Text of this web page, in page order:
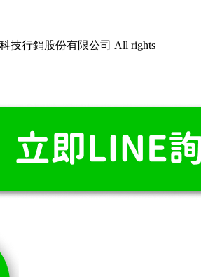
技行銷股份有限公司 All rights